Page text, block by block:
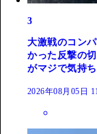
3
大激戦のコン
かった反撃の
がマジで気持
2026年08月05日